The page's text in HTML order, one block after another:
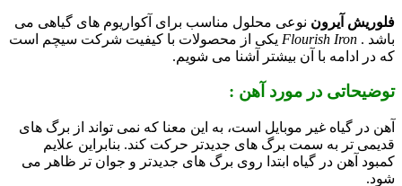
فلوریش آیرون نوعی محلول مناسب برای آکواریوم های گیاهی می
باشد . Flourish Iron یکی از محصولات با کیفیت شرکت سیچم است
که در ادامه با آن بیشتر آشنا می شویم.
توضیحاتی در مورد آهن :
آهن در گیاه غیر موبایل است، به این معنا که نمی تواند از برگ های
قدیمی تر به سمت برگ های جدیدتر حرکت کند. بنابراین علایم
کمبود آهن در گیاه ابتدا روی برگ های جدیدتر و جوان تر ظاهر می
شود.